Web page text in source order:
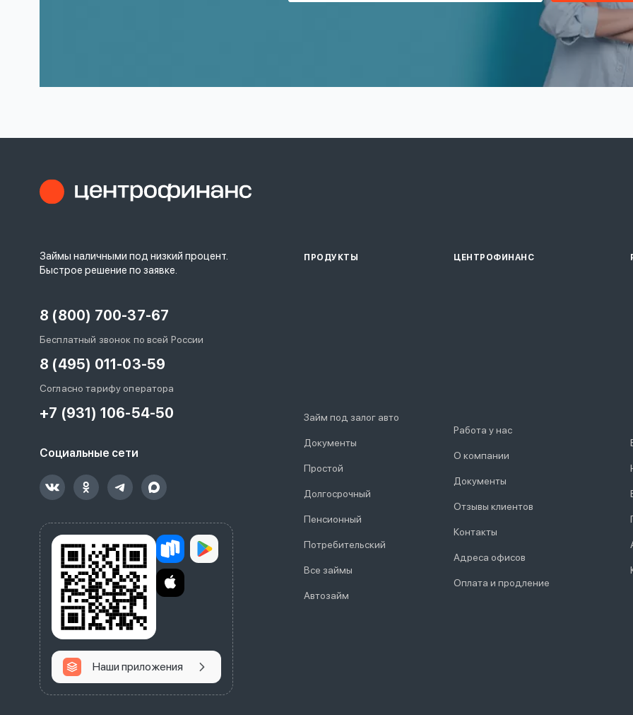
Займы наличными под низкий процент.
Быстрое решение по заявке.
8 (800) 700-37-67
Бесплатный звонок по всей России
8 (495) 011-03-59
Согласно тарифу оператора
+7 (931) 106-54-50
Социальные сети
Наши приложения
ПРОДУКТЫ
Займ под залог авто
Документы
Простой
Долгосрочный
Пенсионный
Потребительский
Все займы
Автозайм
ЦЕНТРОФИНАНС
Работа у нас
О компании
Документы
Отзывы клиентов
Контакты
Адреса офисов
Оплата и продление